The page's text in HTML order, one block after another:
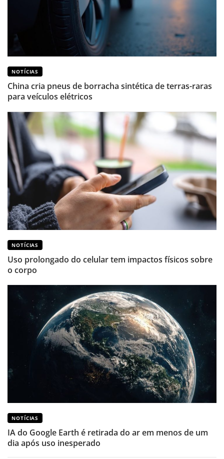
NOTÍCIAS
China cria pneus de borracha sintética de terras-raras
para veículos elétricos
NOTÍCIAS
Uso prolongado do celular tem impactos físicos sobre
o corpo
NOTÍCIAS
IA do Google Earth é retirada do ar em menos de um
dia após uso inesperado